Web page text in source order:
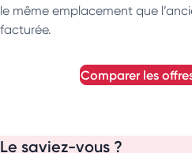
le même emplacement que
facturée.
comparer les
Le saviez-vous ?